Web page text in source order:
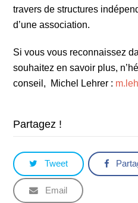
travers de structures
d’une association.
Si vous vous reconnaissez
souhaitez en savoir plus,
conseil, Michel Lehrer :
Partagez !
Tweet
Email